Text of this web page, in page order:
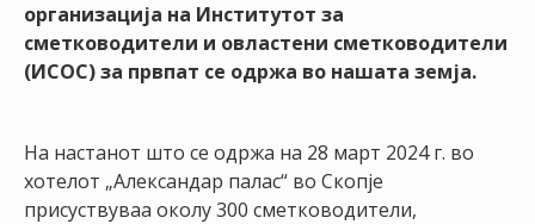
организација на Институтот за
сметководители и овластени сметководители
(ИСОС) за првпат се одржа во нашата земја.
На настанот што се одржа на 28 март 2024 г. во
хотелот „Александар палас“ во Скопје
присуствуваа околу 300 сметководители,